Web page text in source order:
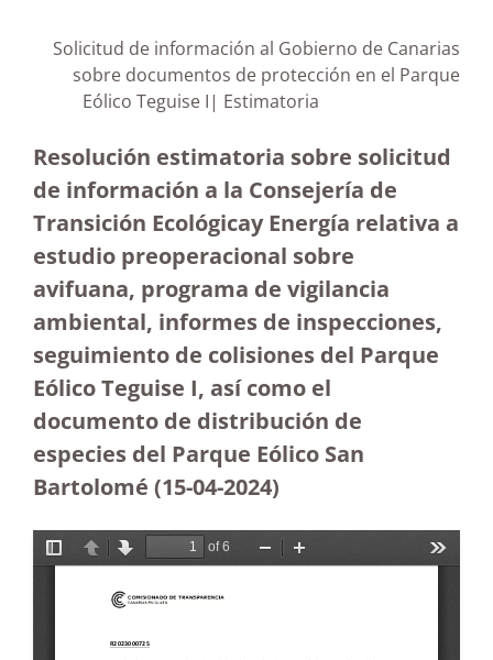
Solicitud de información al Gobierno de Canarias
sobre documentos de protección en el Parque
Eólico Teguise I| Estimatoria
Resolución estimatoria sobre solicitud
de información a la Consejería de
Transición Ecológicay Energía relativa a
estudio preoperacional sobre
avifuana, programa de vigilancia
ambiental, informes de inspecciones,
seguimiento de colisiones del Parque
Eólico Teguise I, así como el
documento de distribución de
especies del Parque Eólico San
Bartolomé (15-04-2024)